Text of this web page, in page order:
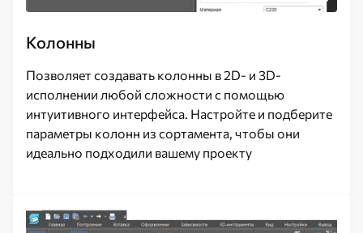
Колонны
Позволяет создавать колонны в 2D- и 3D-
исполнении любой сложности с помощью
интуитивного интерфейса. Настройте и подберите
параметры колонн из сортамента, чтобы они
идеально подходили вашему проекту